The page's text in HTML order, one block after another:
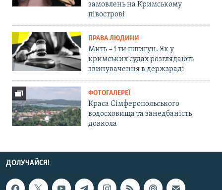
замовлень на Кримському
півострові
ПРАВА ЛЮДИНИ
Мить – і ти шпигун. Як у
кримських судах розглядають
звинувачення в держзраді
ФОТОГАЛЕРЕЇ
Краса Сімферопольського
водосховища та занедбаність
довкола
ДОЛУЧАЙСЯ!